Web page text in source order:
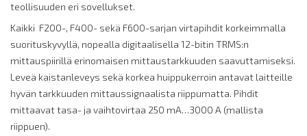
teollisuuden eri sovellukset.
Kaikki F200-, F400- sekä F600-sarjan virtapihdit korkeimmalla
suorituskyvyllä, nopealla digitaalisella 12-bitin TRMS:n
mittauspiirillä erinomaisen mittaustarkkuuden saavuttamiseksi.
Leveä kaistanleveys sekä korkea huippukerroin antavat laitteille
hyvän tarkkuuden mittaussignaalista riippumatta. Pihdit
mittaavat tasa- ja vaihtovirtaa 250 mA…3000 A (mallista
riippuen).